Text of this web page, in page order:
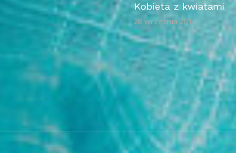
Kobieta z kwiatami
28 września 2014